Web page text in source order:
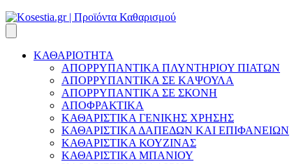
ΚΑΘΑΡΙΟΤΗΤΑ
ΑΠΟΡΡΥΠΑΝΤΙΚΑ ΠΛΥΝΤΗΡΙΟΥ ΠΙΑΤΩΝ
ΑΠΟΡΡΥΠΑΝΤΙΚΑ ΣΕ ΚΑΨΟΥΛΑ
ΑΠΟΡΡΥΠΑΝΤΙΚΑ ΣΕ ΣΚΟΝΗ
ΑΠΟΦΡΑΚΤΙΚΑ
ΚΑΘΑΡΙΣΤΙΚΑ ΓΕΝΙΚΗΣ ΧΡΗΣΗΣ
ΚΑΘΑΡΙΣΤΙΚΑ ΔΑΠΕΔΩΝ ΚΑΙ ΕΠΙΦΑΝΕΙΩΝ
ΚΑΘΑΡΙΣΤΙΚΑ ΚΟΥΖΙΝΑΣ
ΚΑΘΑΡΙΣΤΙΚΑ ΜΠΑΝΙΟΥ